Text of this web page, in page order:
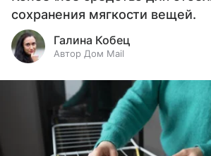
сохранения мягкости вещей.
Галина Кобец
Автор Дом Mail